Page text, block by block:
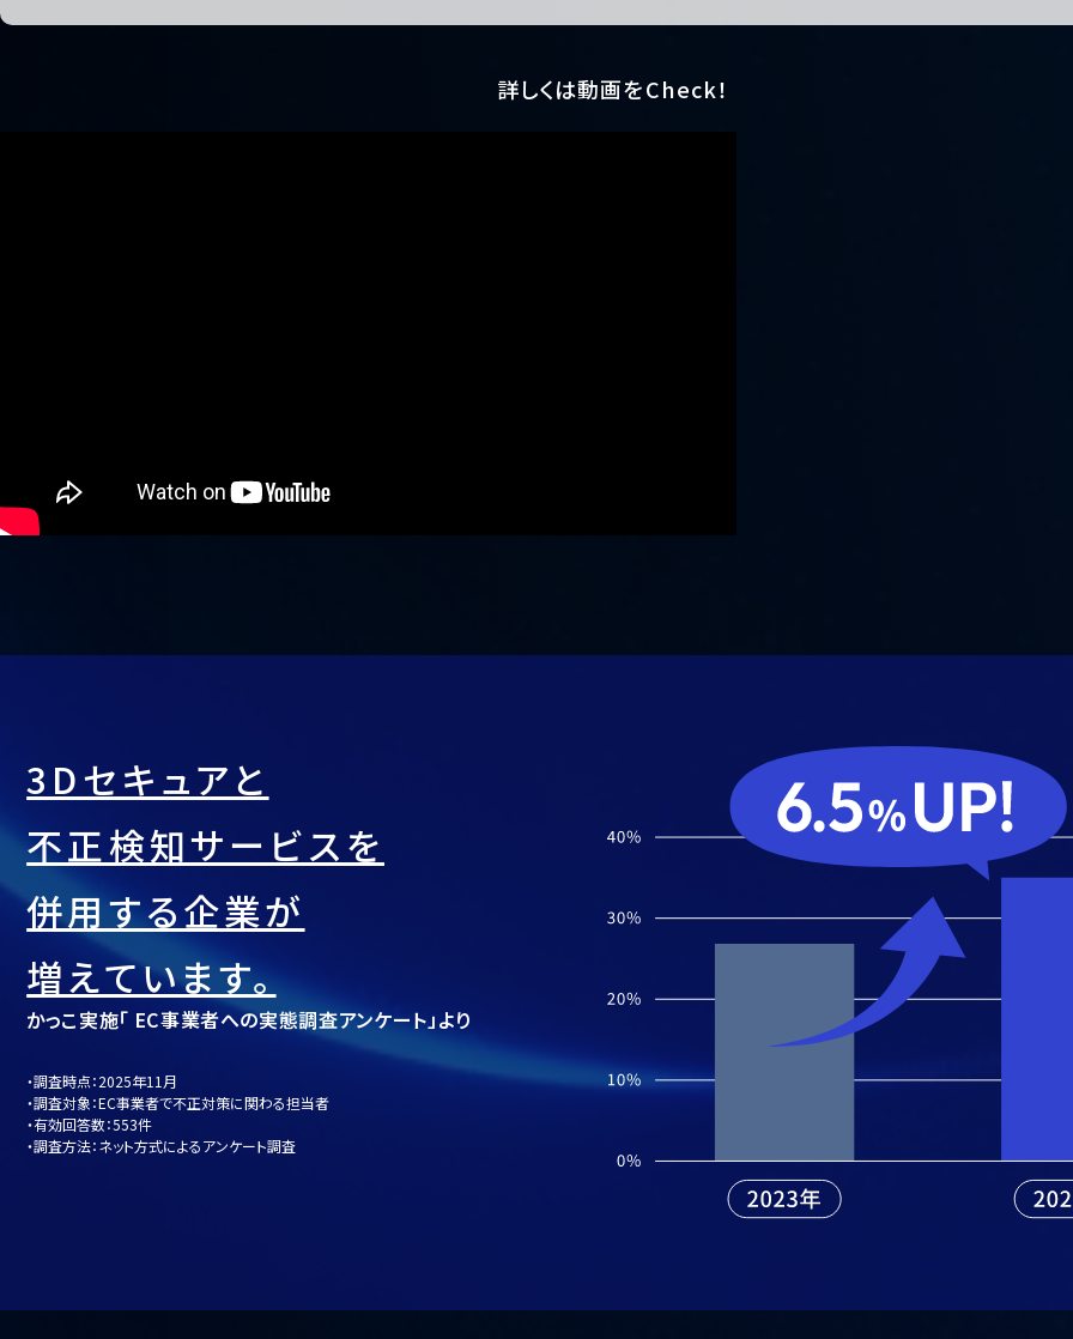
詳しくは動画をCheck！
3Dセキュアと
不正検知サービスを
併用する企業が
増えています。
かっこ実施「 EC事業者への実態調査アンケート」より
・調査時点：2025年11月
・調査対象：EC事業者で不正対策に関わる担当者
・有効回答数：553件
・調査方法：ネット方式によるアンケート調査